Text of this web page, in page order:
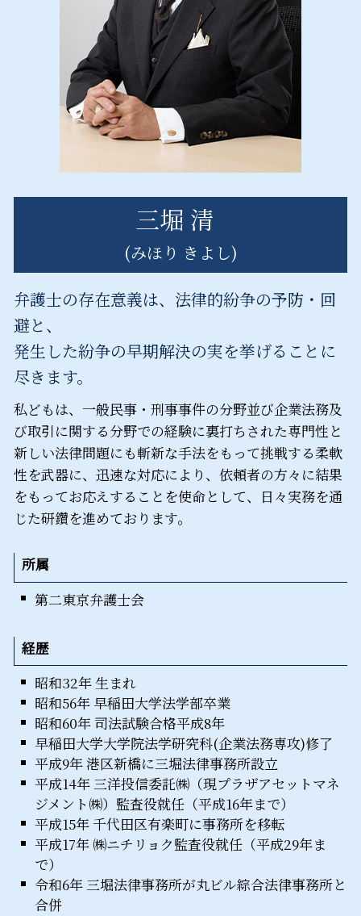
産業廃棄物処理法 千代田区 相談
企業法務 神奈川県 弁護士
三堀 清
(みほり きよし)
弁護士の存在意義は、法律的紛争の予防・回
避と、
発生した紛争の早期解決の実を挙げることに
尽きます。
私どもは、一般民事・刑事事件の分野並び企業法務及
び取引に関する分野での経験に裏打ちされた専門性と
新しい法律問題にも斬新な手法をもって挑戦する柔軟
性を武器に、迅速な対応により、依頼者の方々に結果
をもってお応えすることを使命として、日々実務を通
じた研鑽を進めております。
所属
第二東京弁護士会
経歴
昭和32年 生まれ
昭和56年 早稲田大学法学部卒業
昭和60年 司法試験合格平成8年
早稲田大学大学院法学研究科(企業法務専攻)修了
平成9年 港区新橋に三堀法律事務所設立
平成14年 三洋投信委託㈱（現プラザアセットマネ
ジメント㈱）監査役就任（平成16年まで）
平成15年 千代田区有楽町に事務所を移転
平成17年 ㈱ニチリョク監査役就任（平成29年ま
で）
令和6年 三堀法律事務所が丸ビル綜合法律事務所と
合併